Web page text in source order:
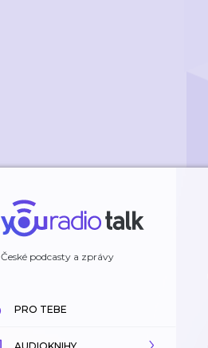
České podcasty a zprávy
PRO TEBE
AUDIOKNIHY